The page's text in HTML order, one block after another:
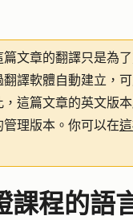
篇文章的翻譯只是為
譯軟體自動建立，
，這篇文章的英文版
理版本。你可以在
課程的語